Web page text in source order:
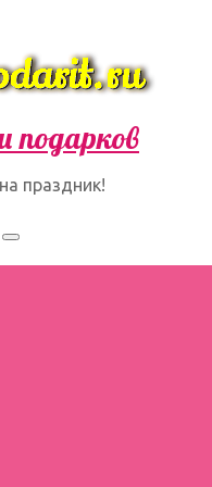
подарков
праздник!